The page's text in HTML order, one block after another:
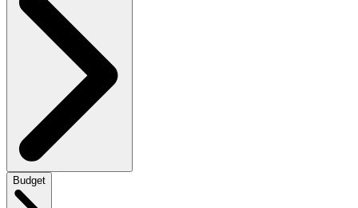
Budget